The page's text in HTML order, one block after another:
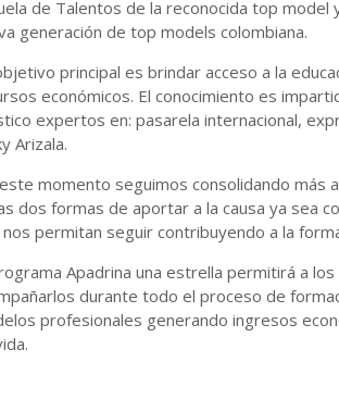
de Talentos de la reconocida top
generación de top models colombiana.
principal es brindar acceso a la
económicos. El conocimiento es
expertos en: pasarela internacional,
Arizala.
este momento seguimos consolidando
dos formas de aportar a la causa ya sea
permitan seguir contribuyendo a la
Apadrina una estrella permitirá a
durante todo el proceso de
profesionales generando ingresos